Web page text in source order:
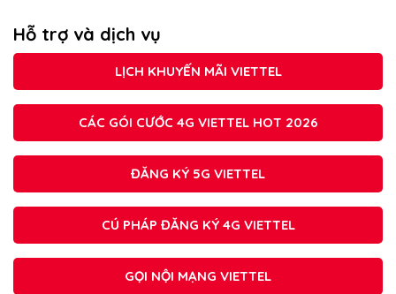
Hỗ trợ và dịch vụ
LỊCH KHUYẾN MÃI VIETTEL
CÁC GÓI CƯỚC 4G VIETTEL HOT 2026
ĐĂNG KÝ 5G VIETTEL
CÚ PHÁP ĐĂNG KÝ 4G VIETTEL
GỌI NỘI MẠNG VIETTEL